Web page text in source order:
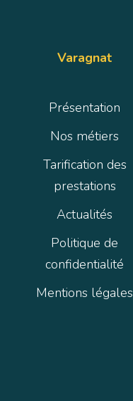
Varagnat
Présentation
Nos métiers
Tarification des
prestations
Actualités
Politique de
confidentialité
Mentions légales